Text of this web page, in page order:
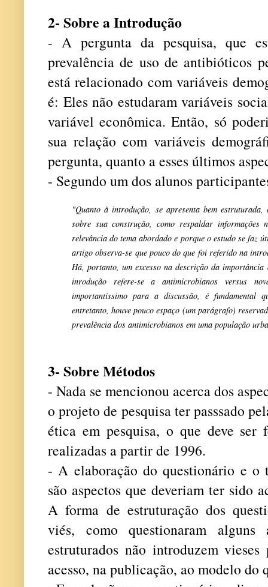
2- Sobre a Introdução
- A pergunta da pesquisa, que
prevalência de uso de antibióticos
está relacionado com variáveis
é: Eles não estudaram variáveis
variável econômica. Então, só
sua relação com variáveis
pergunta, quanto a esses últimos
- Segundo um dos alunos
"Quanto à introdução, se apresenta bem estruturada,
sobre sua construção, como respaldar
relevância do tema abordado e porque o estudo se faz
artigo observa-se que pouco do que foi referido na
Há, portanto, um excesso na descrição da
inrodução refere-se a antimicrobianos versus
importantíssimo para a discussão, é fundamental
entretanto, houve pouco espaço (um parágrafo)
prevalência dos antimicrobianos em uma população
3- Sobre Métodos
- Nada se mencionou acerca dos
o projeto de pesquisa ter passsado
ética em pesquisa, o que deve ser
realizadas a partir de 1996.
- A elaboração do questionário e o
são aspectos que deveriam ter sido
A forma de estruturação dos
viés, como questionaram alguns
estruturados não introduzem
acesso, na publicação, ao modelo